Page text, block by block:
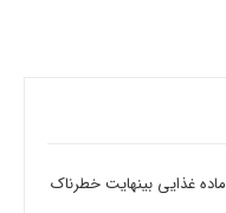
مصرف بیش از حد این 8 ماده غذایی بینهایت خطرناک